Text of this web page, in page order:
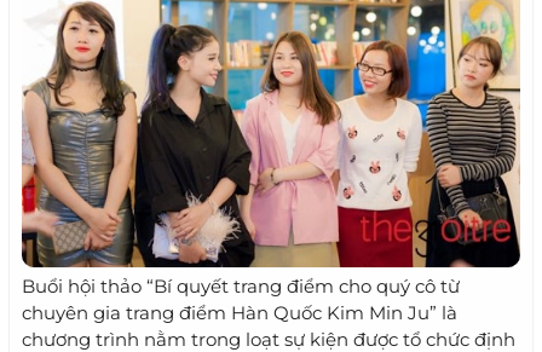
Buổi hội thảo “Bí quyết trang điểm cho quý cô từ
chuyên gia trang điểm Hàn Quốc Kim Min Ju” là
chương trình nằm trong loạt sự kiện được tổ chức định